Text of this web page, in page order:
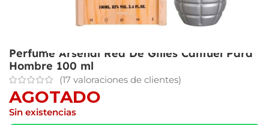
Perfume Arsenal Red De Gilles Cantuel Para
Hombre 100 ml
(17 valoraciones de clientes)
AGOTADO
Sin existencias